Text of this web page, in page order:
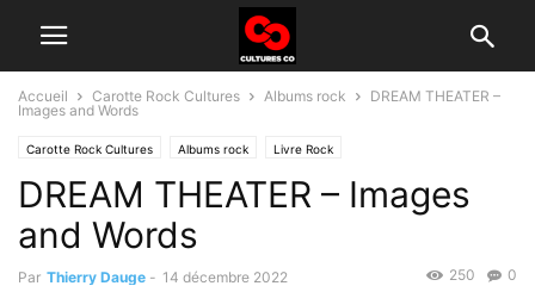
Accueil Carotte Rock Cultures Albums rock
DREAM THEATER –
Images and Words
Carotte Rock Cultures Albums rock Livre Rock
Groupes rock d'aujourd'hui
DREAM THEATER – Images
and Words
Par Thierry Dauge - 14 décembre 2022 0
250